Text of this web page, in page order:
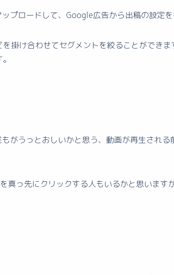
プロードして、Google広告から出稿の設定を
掛け合わせてセグメントを絞ることができ
がうっとおしいかと思う、動画が再生される
真っ先にクリックする人もいるかと思います